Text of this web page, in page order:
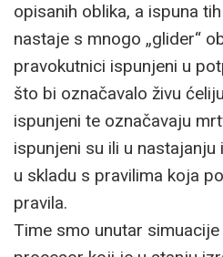
opisanih oblika, a ispuna
nastaje s mnogo „glider“
pravokutnici ispunjeni u
što bi označavalo živu
ispunjeni te označavaju
ispunjeni su ili u nastajanju
u skladu s pravilima koja
pravila.
Time smo unutar